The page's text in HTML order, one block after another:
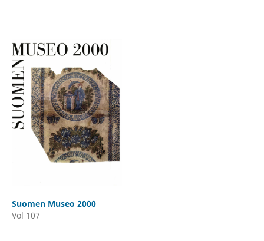
Suomen Museo 2000
Vol 107